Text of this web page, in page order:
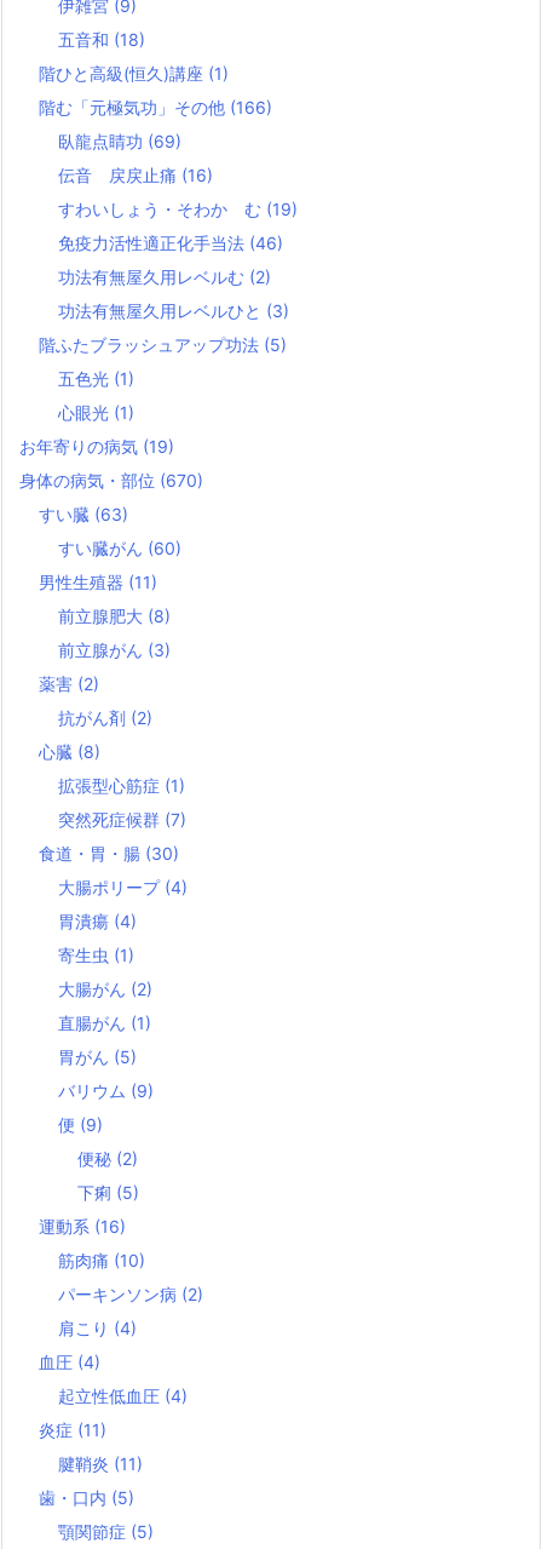
伊雑宮 (9)
五音和 (18)
階ひと高級(恒久)講座 (1)
階む「元極気功」その他 (166)
臥龍点睛功 (69)
伝音 戻戻止痛 (16)
すわいしょう・そわか む (19)
免疫力活性適正化手当法 (46)
功法有無屋久用レベルむ (2)
功法有無屋久用レベルひと (3)
階ふたブラッシュアップ功法 (5)
五色光 (1)
心眼光 (1)
お年寄りの病気 (19)
身体の病気・部位 (670)
すい臓 (63)
すい臓がん (60)
男性生殖器 (11)
前立腺肥大 (8)
前立腺がん (3)
薬害 (2)
抗がん剤 (2)
心臓 (8)
拡張型心筋症 (1)
突然死症候群 (7)
食道・胃・腸 (30)
大腸ポリープ (4)
胃潰瘍 (4)
寄生虫 (1)
大腸がん (2)
直腸がん (1)
胃がん (5)
バリウム (9)
便 (9)
便秘 (2)
下痢 (5)
運動系 (16)
筋肉痛 (10)
パーキンソン病 (2)
肩こり (4)
血圧 (4)
起立性低血圧 (4)
炎症 (11)
腱鞘炎 (11)
歯・口内 (5)
顎関節症 (5)